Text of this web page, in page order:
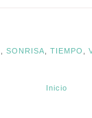
SONRISA TIEMPO
Inicio